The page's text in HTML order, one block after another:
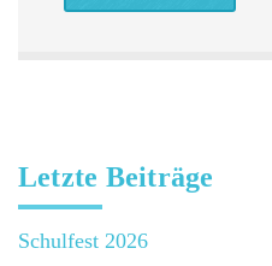
Letzte Beiträge
Schulfest 2026